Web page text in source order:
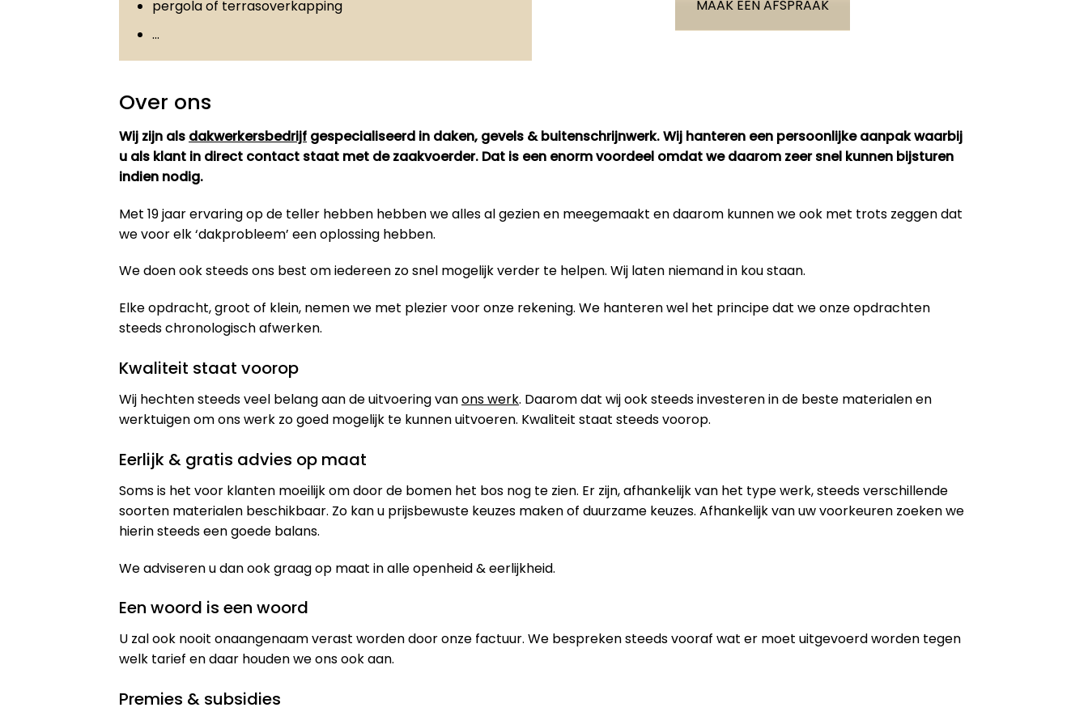
pergola of terrasoverkapping
…
MAAK EEN AFSPRAAK
Over ons
Wij zijn als dakwerkersbedrijf gespecialiseerd in daken, gevels & buitenschrijnwerk. Wij hanteren een persoonlijke aanpak waarbij
u als klant in direct contact staat met de zaakvoerder. Dat is een enorm voordeel omdat we daarom zeer snel kunnen bijsturen
indien nodig.
Met 19 jaar ervaring op de teller hebben hebben we alles al gezien en meegemaakt en daarom kunnen we ook met trots zeggen dat
we voor elk ‘dakprobleem’ een oplossing hebben.
We doen ook steeds ons best om iedereen zo snel mogelijk verder te helpen. Wij laten niemand in kou staan.
Elke opdracht, groot of klein, nemen we met plezier voor onze rekening. We hanteren wel het principe dat we onze opdrachten
steeds chronologisch afwerken.
Kwaliteit staat voorop
Wij hechten steeds veel belang aan de uitvoering vanons werk. Daarom dat wij ook steeds investeren in de beste materialen en
werktuigen om ons werk zo goed mogelijk te kunnen uitvoeren. Kwaliteit staat steeds voorop.
Eerlijk & gratis advies op maat
Soms is het voor klanten moeilijk om door de bomen het bos nog te zien. Er zijn, afhankelijk van het type werk, steeds verschillende
soorten materialen beschikbaar. Zo kan u prijsbewuste keuzes maken of duurzame keuzes. Afhankelijk van uw voorkeuren zoeken we
hierin steeds een goede balans.
We adviseren u dan ook graag op maat in alle openheid & eerlijkheid.
Een woord is een woord
U zal ook nooit onaangenaam verast worden door onze factuur. We bespreken steeds vooraf wat er moet uitgevoerd worden tegen
welk tarief en daar houden we ons ook aan.
Premies & subsidies